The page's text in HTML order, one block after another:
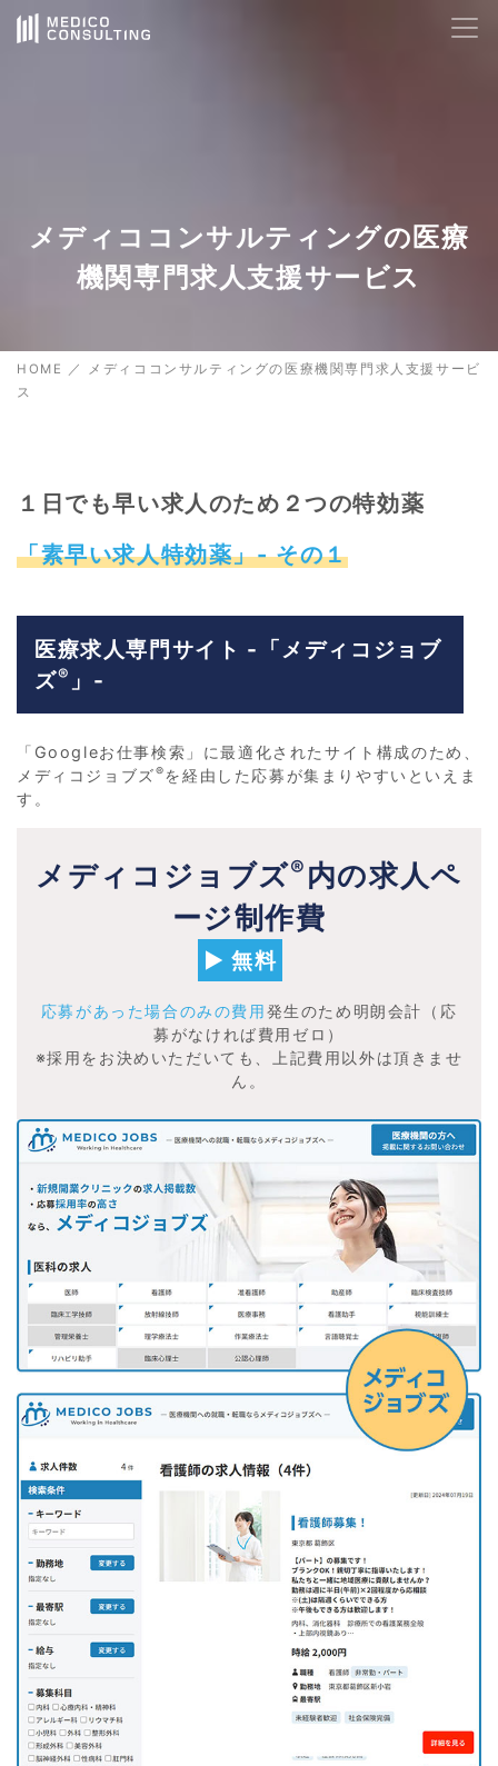
メディココンサルティングの医療
機関専門求人支援サービス
HOME ／
メディココンサルティングの医療機関専門求人支援サービ
ス
１日でも早い求人のため２つの特効薬
「素早い求人特効薬」- その１
医療求人専門サイト -「メディコジョブ
ズ® 」-
「Googleお仕事検索」に最適化されたサイト構成のため、
メディコジョブズ®を経由した応募が集まりやすいといえま
す。
メディコジョブズ® 内の求人ペ
ージ制作費
▶ 無料
応募があった場合のみの費用発生のため明朗会計（応
募がなければ費用ゼロ）
※採用をお決めいただいても、上記費用以外は頂きませ
ん。